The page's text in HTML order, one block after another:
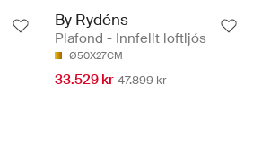
By Rydéns
Plafond - Innfellt loftljós
Ø50X27CM
33.529 kr 47.899 kr